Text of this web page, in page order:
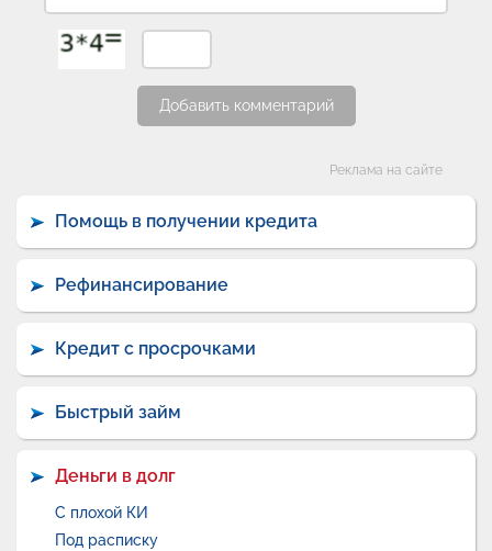
Добавить комментарий
Реклама на сайте
Помощь в получении кредита
Рефинансирование
Кредит с просрочками
Быстрый займ
Деньги в долг
С плохой КИ
Под расписку